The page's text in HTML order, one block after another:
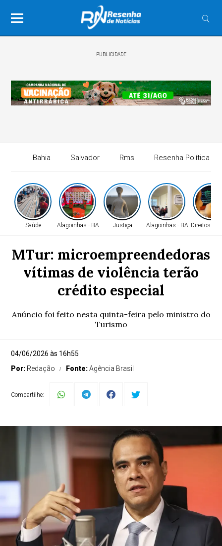
PUBLICIDADE
Bahia Salvador Rms Resenha Política
Saúde Alagoinhas - BA Justiça Alagoinhas - BA Direitos
MTur: microempreendedoras
vítimas de violência terão
crédito especial
Anúncio foi feito nesta quinta-feira pelo ministro do
Turismo
04/06/2026 às 16h55
Por: Redação Fonte:Agência Brasil
Compartilhe: